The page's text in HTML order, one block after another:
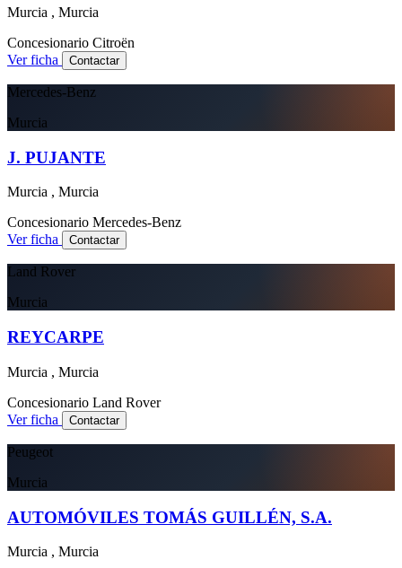
Murcia , Murcia
Concesionario Citroën
Ver ficha
Contactar
Mercedes-Benz
Murcia
J. PUJANTE
Murcia , Murcia
Concesionario Mercedes-Benz
Ver ficha
Contactar
Land Rover
Murcia
REYCARPE
Murcia , Murcia
Concesionario Land Rover
Ver ficha
Contactar
Peugeot
Murcia
AUTOMÓVILES TOMÁS GUILLÉN, S.A.
Murcia , Murcia